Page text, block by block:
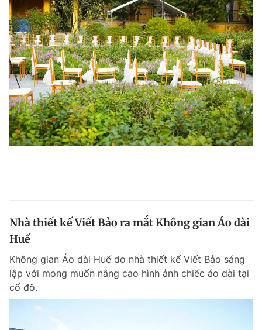
Nhà thiết kế Viết Bảo ra mắt Không gian Áo dài
Huế
Không gian Áo dài Huế do nhà thiết kế Viết Bảo sáng
lập với mong muốn nâng cao hình ảnh chiếc áo dài tại
cố đô.